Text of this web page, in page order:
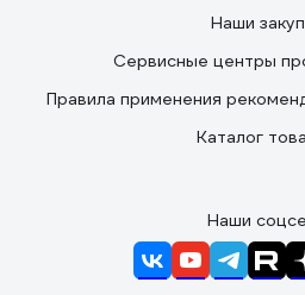
Наши
Сервисные центры
Правила применения
Каталог
Наши